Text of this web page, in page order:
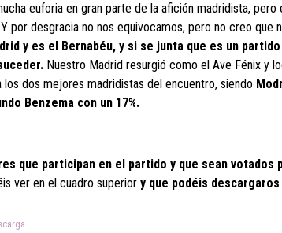
euforia en gran parte de la afición madridista,
por desgracia no nos equivocamos, pero no creo que
y es el Bernabéu, y si se junta que es un
Nuestro Madrid resurgió como el Ave Fénix y
dos mejores madridistas del encuentro, siendo
Benzema con un 17%.
que participan en el partido y que sean
ver en el cuadro superior y que podéis